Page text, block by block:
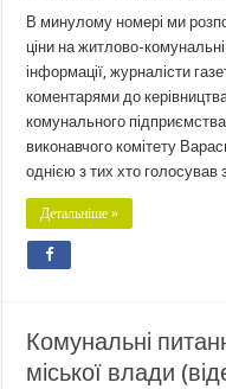
В минулому номері ми
ціни на житлово-
інформації, журналісти
коментарями до
комунального
виконавчого комітету
однією з тих хто голосував
Детальніше »
Комунальні
міської влади